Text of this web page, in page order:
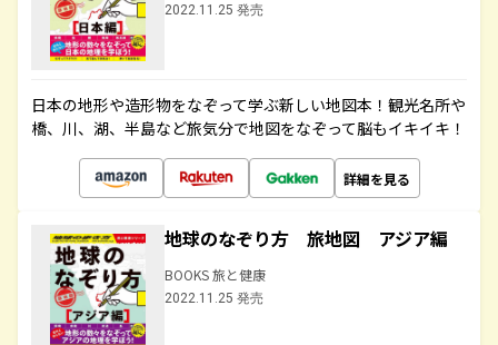
2022.11.25 発売
日本の地形や造形物をなぞって学ぶ新しい地図本！観光名所や
橋、川、湖、半島など旅気分で地図をなぞって脳もイキイキ！
詳細を見る
地球のなぞり方 旅地図 アジア編
BOOKS 旅と健康
2022.11.25 発売